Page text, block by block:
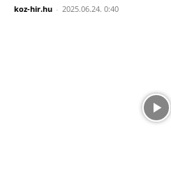
koz-hir.hu - 2025.06.24. 0:40